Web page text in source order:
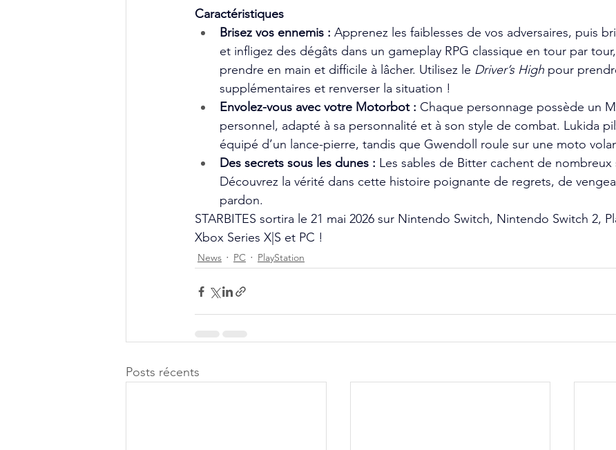
Caractéristiques
Brisez vos ennemis : Apprenez les faiblesses de vos adversaires, puis
et infligez des dégâts dans un gameplay RPG classique en tour par
prendre en main et difficile à lâcher. Utilisez le Driver’s High pour
supplémentaires et renverser la situation !
Envolez-vous avec votre Motorbot : Chaque personnage possède un
personnel, adapté à sa personnalité et à son style de combat. Lukida
équipé d’un lance-pierre, tandis que Gwendoll roule sur une moto
Des secrets sous les dunes : Les sables de Bitter cachent de nombreux
Découvrez la vérité dans cette histoire poignante de regrets, de
pardon.
STARBITES sortira le 21 mai 2026 sur Nintendo Switch, Nintendo Switch 2,
Xbox Series X|S et PC !
News PC PlayStation
Posts récents